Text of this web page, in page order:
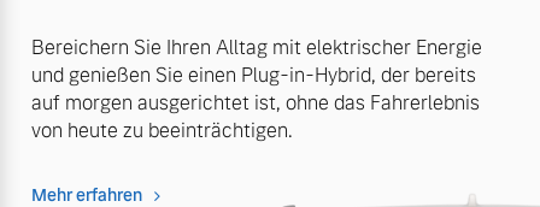
Bereichern Sie Ihren Alltag mit elektrischer Energie
und genießen Sie einen Plug-in-Hybrid, der bereits
auf morgen ausgerichtet ist, ohne das Fahrerlebnis
von heute zu beeinträchtigen.
Mehr erfahren